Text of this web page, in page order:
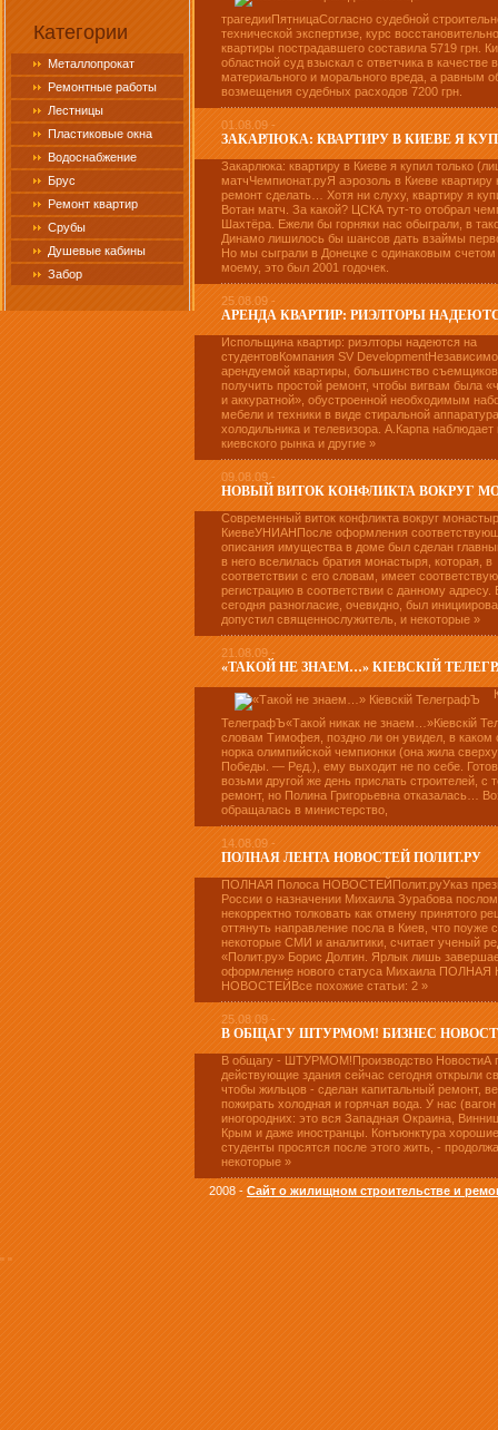
Категории
Металлопрокат
Ремонтные работы
Лестницы
Пластиковые окна
Водоснабжение
Брус
Ремонт квартир
Срубы
Душевые кабины
Забор
трагедииПятницаСогласно судебной
технической экспертизе, курс
квартиры пострадавшего составила 5719 грн.
областной суд взыскал с ответчика в качестве
материального и морального вреда, а равным
возмещения судебных расходов 7200 грн.
01.08.09 -
ЗАКАРЛЮКА: КВАРТИРУ В КИЕВЕ Я
Закарлюка: квартиру в Киеве я купил только
матчЧемпионат.руЯ аэрозоль в Киеве квартиру
ремонт сделать… Хотя ни слуху, квартиру я
Вотан матч. За какой? ЦСКА тут-то отобрал
Шахтёра. Ежели бы горняки нас обыграли, в
Динамо лишилось бы шансов дать взаймы
Но мы сыграли в Донецке с одинаковым
моему, это был 2001 годочек.
25.08.09 -
АРЕНДА КВАРТИР: РИЭЛТОРЫ
Испольщина квартир: риэлторы надеются на
студентовКомпания SV
арендуемой квартиры, большинство
получить простой ремонт, чтобы вигвам была
и аккуратной», обустроенной необходимым
мебели и техники в виде стиральной
холодильника и телевизора. А.Карпа
киевского рынка и другие »
09.08.09 -
НОВЫЙ ВИТОК КОНФЛИКТА ВОКРУГ
Современный виток конфликта вокруг
КиевеУНИАНПосле оформления
описания имущества в доме был сделан
в него вселилась братия монастыря, которая, в
соответствии с его словам, имеет
регистрацию в соответствии с данному адресу.
сегодня разногласие, очевидно, был
допустил священнослужитель, и некоторые »
21.08.09 -
«ТАКОЙ НЕ ЗНАЕМ…» КIЕВСКIЙ
ТелеграфЪ«Такой никак не знаем…»Кiевскiй
словам Тимофея, поздно ли он увидел, в каком
норка олимпийской чемпионки (она жила
Победы. — Ред.), ему выходит не по себе.
возьми другой же день прислать строителей, с
ремонт, но Полина Григорьевна отказалась…
обращалась в министерство,
14.08.09 -
ПОЛНАЯ ЛЕНТА НОВОСТЕЙ ПОЛИТ.РУ
ПОЛНАЯ Полоса НОВОСТЕЙПолит.руУказ
России о назначении Михаила Зурабова послом
некорректно толковать как отмену принятого
оттянуть направление посла в Киев, что поуже
некоторые СМИ и аналитики, считает ученый
«Полит.ру» Борис Долгин. Ярлык лишь
оформление нового статуса Михаила ПОЛНАЯ
НОВОСТЕЙВсе похожие статьи: 2 »
25.08.09 -
В ОБЩАГУ ШТУРМОМ! БИЗНЕС
В общагу - ШТУРМОМ!Производство НовостиА
действующие здания сейчас сегодня открыли
чтобы жильцов - сделан капитальный ремонт,
пожирать холодная и горячая вода. У нас (вагон
иногородних: это вся Западная Окраина,
Крым и даже иностранцы. Конъюнктура
студенты просятся после этого жить, -
некоторые »
2008 -Сайт о жилищном строительстве и
" "